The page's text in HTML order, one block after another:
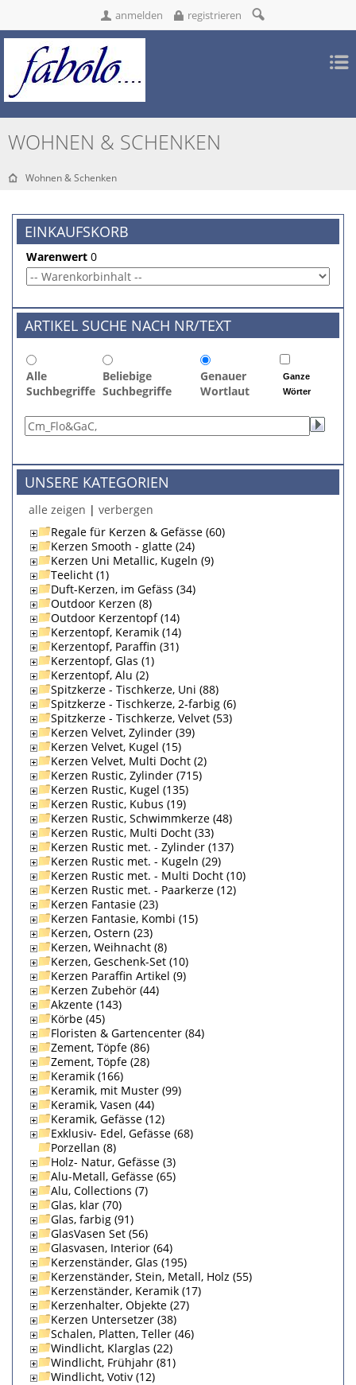
anmelden registrieren
WOHNEN & SCHENKEN
Wohnen & Schenken
EINKAUFSKORB
Warenwert 0
ARTIKEL SUCHE NACH NR/TEXT
Alle
Suchbegriffe
Beliebige
Suchbegriffe
Genauer
Wortlaut
Ganze
Wörter
UNSERE KATEGORIEN
alle zeigen | verbergen
Regale für Kerzen & Gefässe (60)
Kerzen Smooth - glatte (24)
Kerzen Uni Metallic, Kugeln (9)
Teelicht (1)
Duft-Kerzen, im Gefäss (34)
Outdoor Kerzen (8)
Outdoor Kerzentopf (14)
Kerzentopf, Keramik (14)
Kerzentopf, Paraffin (31)
Kerzentopf, Glas (1)
Kerzentopf, Alu (2)
Spitzkerze - Tischkerze, Uni (88)
Spitzkerze - Tischkerze, 2-farbig (6)
Spitzkerze - Tischkerze, Velvet (53)
Kerzen Velvet, Zylinder (39)
Kerzen Velvet, Kugel (15)
Kerzen Velvet, Multi Docht (2)
Kerzen Rustic, Zylinder (715)
Kerzen Rustic, Kugel (135)
Kerzen Rustic, Kubus (19)
Kerzen Rustic, Schwimmkerze (48)
Kerzen Rustic, Multi Docht (33)
Kerzen Rustic met. - Zylinder (137)
Kerzen Rustic met. - Kugeln (29)
Kerzen Rustic met. - Multi Docht (10)
Kerzen Rustic met. - Paarkerze (12)
Kerzen Fantasie (23)
Kerzen Fantasie, Kombi (15)
Kerzen, Ostern (23)
Kerzen, Weihnacht (8)
Kerzen, Geschenk-Set (10)
Kerzen Paraffin Artikel (9)
Kerzen Zubehör (44)
Akzente (143)
Körbe (45)
Floristen & Gartencenter (84)
Zement, Töpfe (86)
Zement, Töpfe (28)
Keramik (166)
Keramik, mit Muster (99)
Keramik, Vasen (44)
Keramik, Gefässe (12)
Exklusiv- Edel, Gefässe (68)
Porzellan (8)
Holz- Natur, Gefässe (3)
Alu-Metall, Gefässe (65)
Alu, Collections (7)
Glas, klar (70)
Glas, farbig (91)
GlasVasen Set (56)
Glasvasen, Interior (64)
Kerzenständer, Glas (195)
Kerzenständer, Stein, Metall, Holz (55)
Kerzenständer, Keramik (17)
Kerzenhalter, Objekte (27)
Kerzen Untersetzer (38)
Schalen, Platten, Teller (46)
Windlicht, Klarglas (22)
Windlicht, Frühjahr (81)
Windlicht, Votiv (12)